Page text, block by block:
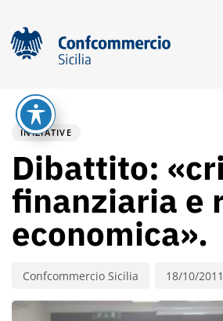
PUBLISHED
IN:
INIZIATIVE
Dibattito:
finanziaria e
economica».
Author
Confcommercio Sicilia
Published
on:
18/10/2011